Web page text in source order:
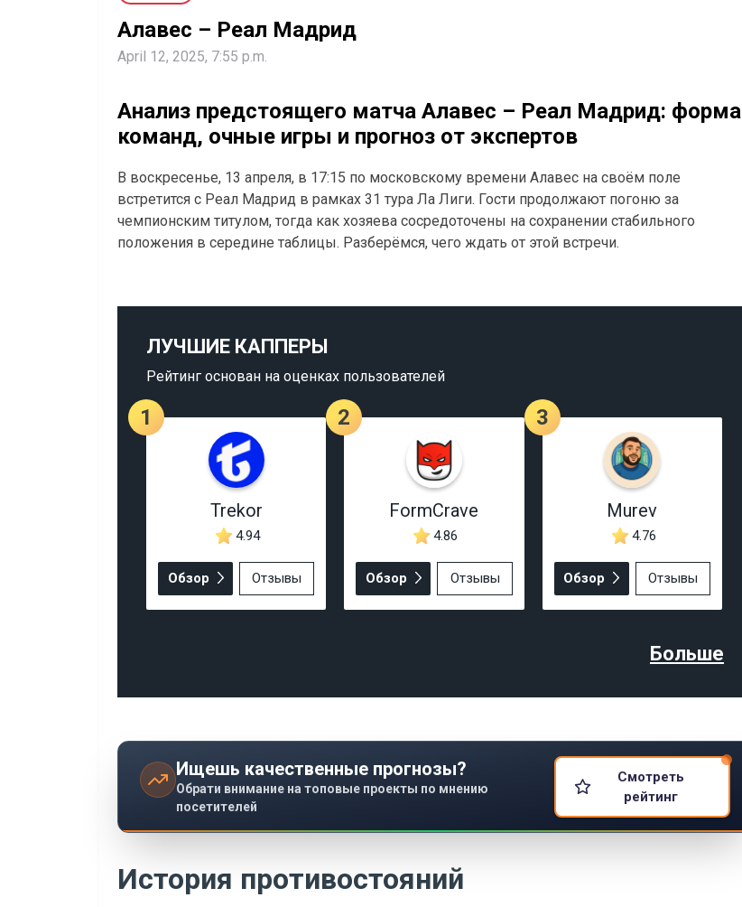
Алавес – Реал Мадрид
April 12, 2025, 7:55 p.m.
Анализ предстоящего матча Алавес – Реал Мадрид: форма
команд, очные игры и прогноз от экспертов
В воскресенье, 13 апреля, в 17:15 по московскому времени Алавес на своём поле
встретится с Реал Мадрид в рамках 31 тура Ла Лиги. Гости продолжают погоню за
чемпионским титулом, тогда как хозяева сосредоточены на сохранении стабильного
положения в середине таблицы. Разберёмся, чего ждать от этой встречи.
ЛУЧШИЕ КАППЕРЫ
Рейтинг основан на оценках пользователей
1
Trekor
4.94
Обзор Отзывы
2
FormCrave
4.86
Обзор Отзывы
3
Murev
4.76
Обзор Отзывы
Больше
Ищешь качественные прогнозы?
Обрати внимание на топовые проекты по мнению
посетителей
Смотреть
рейтинг
История противостояний